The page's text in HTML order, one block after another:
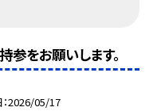
参をお願いします。
2026/05/17